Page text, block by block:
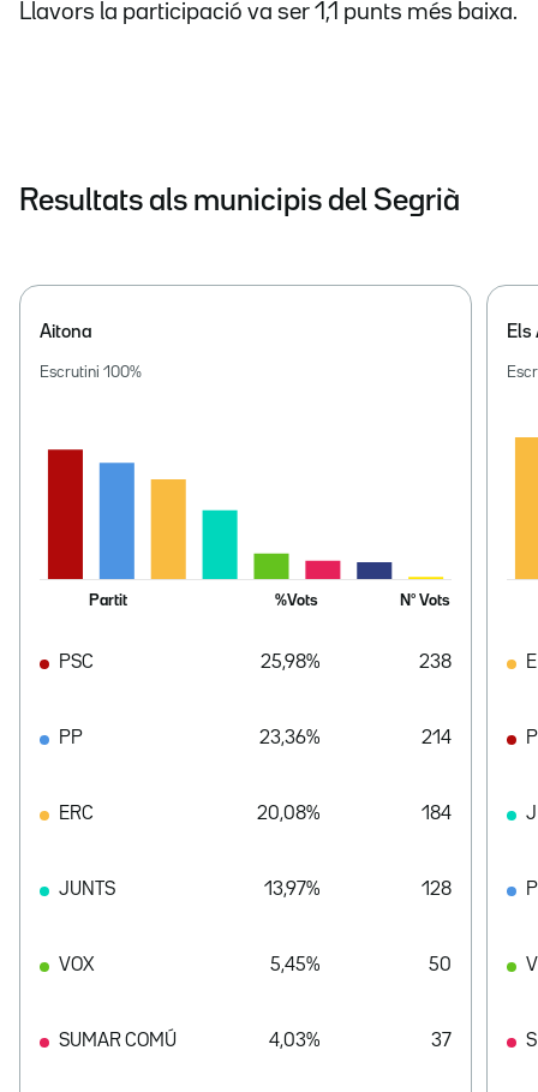
Llavors la participació va ser 1,1 punts més baixa.
Resultats als municipis del Segrià
Aitona
Escrutini 100%
Partit %Vots Nº Vots
PSC 25,98% 238
PP 23,36% 214
ERC 20,08% 184
JUNTS 13,97% 128
VOX 5,45% 50
SUMAR COMÚ 4,03% 37
Els